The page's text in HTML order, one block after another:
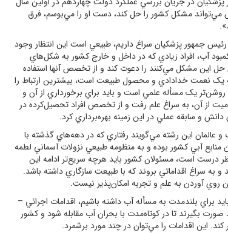
مي‌تواند مشکل کشور را حل کند، دست او را مي‌بوسم، فرق
‌جمهور پزشکيان سراغ داريم، طبيعي است اين انتظار وجود
آب، افراد زيادي که در داخل و خارج کشور به شکل‌هاي
حل اين مشکل مي‌کنند را دعوت کند و از تخصص آنها استفاده
يک نعمت خدادادي و محصول طبيعت است، بيشترين ارتباط را
روشن‌تر يک مسأله علمي است و بايد براي برخورداري از آن و
از آن، به سراغ علم رفت و از تخصص افراد تحصيل‌کرده در
و سابقه عملي در اين زمينه بهره‌برداري کرد.
و عالمان اين رشته مي‌گويند رفتاري که در دهه‌هاي گذشته با
آبي کشور بوده و به منظومه طبيعي نزولات آسماني لطمه
درست است، مسئولان کشور بايد هرچه سريع‌تر ادامه اين
به سراغ اقداماتي بروند که با طبيعت سازگاري داشته باشد.
روي آوردن به علم و تجربه امکان‌پذير نيست.
براي بلندمدت به مسأله آب داشته باشيم، اقدامات اجرائي –
صورت بگيرند تا در کوتاه‌مدت با بحران آب مقابله شود و کشور
کند. اين اقدامات را مي‌توان در چند مورد برشمرد.